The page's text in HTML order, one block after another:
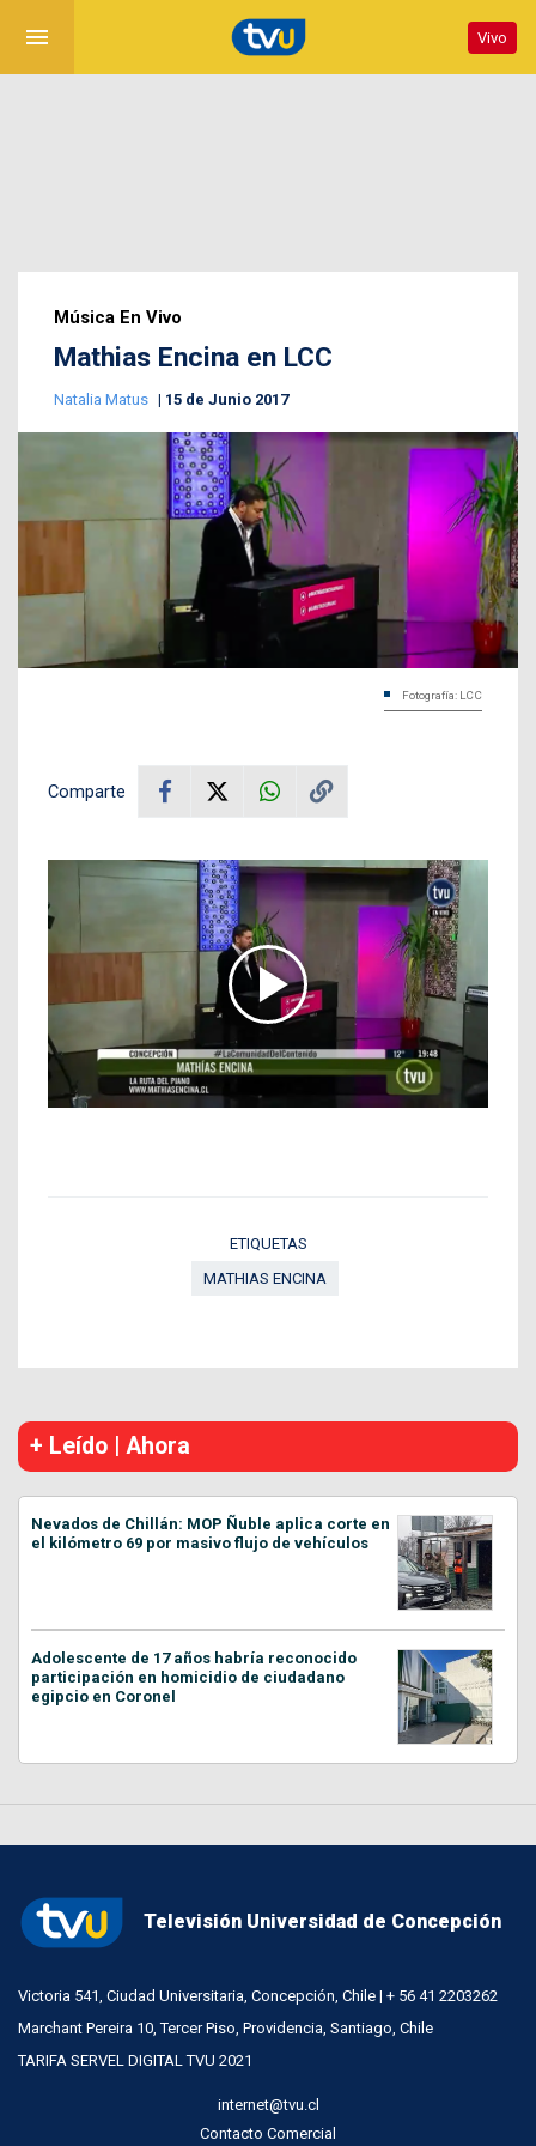
menu Vivo
Música En Vivo
Mathias Encina en LCC
Natalia Matus 15 de Junio 2017
Fotografía: LCC
Comparte
ETIQUETAS
MATHIAS ENCINA
+ Leído | Ahora
Nevados de Chillán: MOP Ñuble aplica corte en
el kilómetro 69 por masivo flujo de vehículos
Adolescente de 17 años habría reconocido
participación en homicidio de ciudadano
egipcio en Coronel
Televisión Universidad de Concepción
Victoria 541, Ciudad Universitaria, Concepción, Chile | + 56 41 2203262
Marchant Pereira 10, Tercer Piso, Providencia, Santiago, Chile
TARIFA SERVEL DIGITAL TVU 2021
internet@tvu.cl
Contacto Comercial